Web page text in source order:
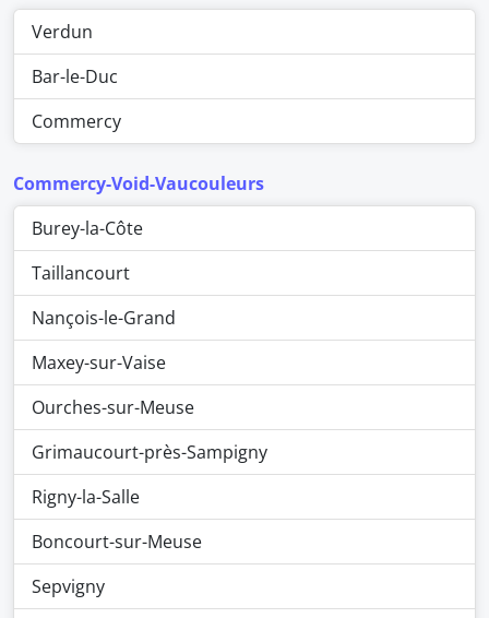
Verdun
Bar-le-Duc
Commercy
Commercy-Void-Vaucouleurs
Burey-la-Côte
Taillancourt
Nançois-le-Grand
Maxey-sur-Vaise
Ourches-sur-Meuse
Grimaucourt-près-Sampigny
Rigny-la-Salle
Boncourt-sur-Meuse
Sepvigny